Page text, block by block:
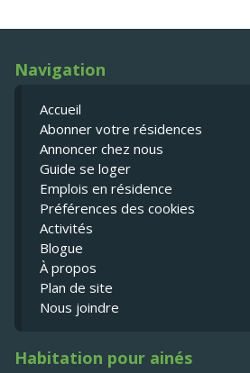
Navigation
Accueil
Abonner votre résidences
Annoncer chez nous
Guide se loger
Emplois en résidence
Préférences des cookies
Activités
Blogue
À propos
Plan de site
Nous joindre
Habitation pour ainés